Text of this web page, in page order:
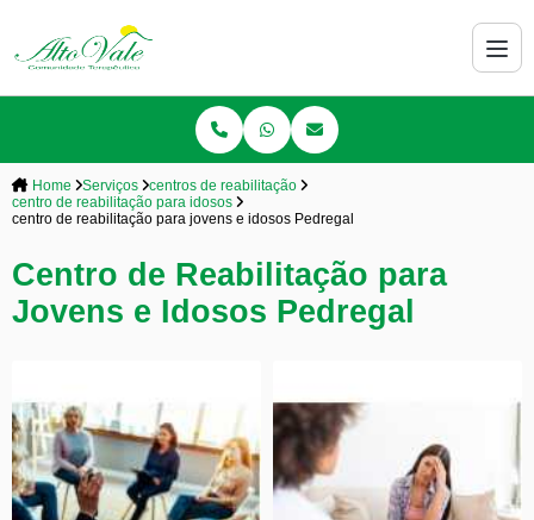
Home Serviços
centros de reabilitação
centro de reabilitação para idosos
centro de reabilitação para jovens e idosos Pedregal
Centro de Reabilitação para
Jovens e Idosos Pedregal